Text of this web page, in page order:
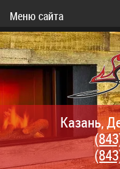
Меню сайта
Казань,